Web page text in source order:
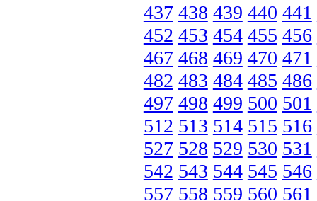
437 438 439 440 441
452 453 454 455 456
467 468 469 470 471
482 483 484 485 486
497 498 499 500 501
512 513 514 515 516
527 528 529 530 531
542 543 544 545 546
557 558 559 560 561